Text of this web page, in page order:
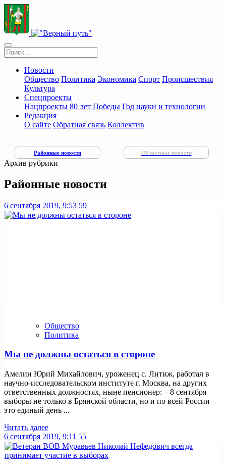
Новости
Общество Политика Экономика Спорт Происшествия
Культура
Спецпроекты
Нацпроекты 80 лет Победы Год науки и технологии
Редакция
О сайте Обратная связь Коллектив
Районные новости Областные новости
Архив рубрики
Районные новости
6 сентября 2019, 9:53 59
Общество
Политика
Мы не должны остаться в стороне
Амелин Юрий Михайлович, уроженец с. Литиж, работал в
научно-исследовательском институте г. Москва, на других
ответственных должностях, ныне пенсионер: – 8 сентября
выборы не только в Брянской области, но и по всей России –
это единый день ...
Читать далее
6 сентября 2019, 9:11 55